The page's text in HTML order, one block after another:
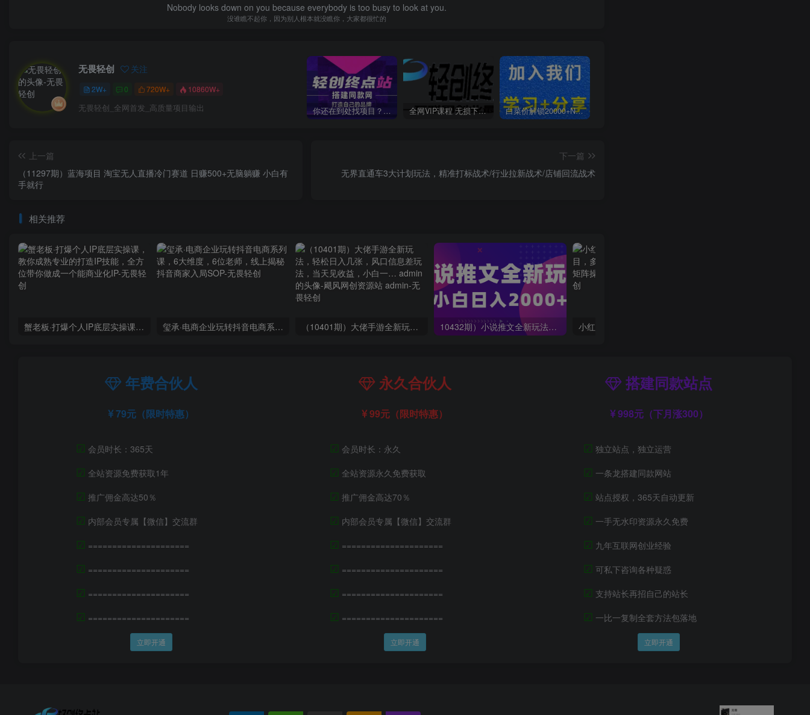
Nobody looks down on you because everybody is too busy to look at you.
没谁瞧不起你，因为别人根本就没瞧你，大家都很忙的
无畏轻创 关注
2W+ 0 720W+ 10860W+
无畏轻创_全网首发_高质量项目输出 你还在到处找项目？还在当韭菜？我靠卖项目一个月收入5万+，曾经我也是个失败者。 全网VIP课程 无损下载~ 白菜价解锁20000+N个赚钱机会，加入无畏轻创会员，全站资源免费学习。
上一篇
（11297期）蓝海项目 淘宝无人直播冷门赛道 日赚500+无脑躺赚 小白有
手就行
下一篇
无界直通车3大计划玩法，精准打标战术/行业拉新战术/店铺回流战术
相关推荐
蟹老板·打爆个人IP底层实操课，教你成熟专业的打造IP技能，全方位带你做成一个能商业化IP 玺承·电商企业玩转抖音电商系列课，6大维度，6位老师，线上揭秘抖音商家入局SOP （10401期）大佬手游全新玩法，轻松日入几张，风口信息差玩法，当天见收益，小白一… admin的头像-飓风网创资源站 admin 10432期）小说推文全新玩法，5分钟一条原创视频，结合中视频bilibili赚多份收益
年费合伙人
79元（限时特惠）
☑ 会员时长：365天
☑ 全站资源免费获取1年
☑ 推广佣金高达50％
☑ 内部会员专属【微信】交流群
☑ =====================
☑ =====================
☑ =====================
☑ =====================
立即开通
永久合伙人
99元（限时特惠）
☑ 会员时长：永久
☑ 全站资源永久免费获取
☑ 推广佣金高达70％
☑ 内部会员专属【微信】交流群
☑ =====================
☑ =====================
☑ =====================
☑ =====================
立即开通
搭建同款站点
998元（下月涨300）
☑ 独立站点，独立运营
☑ 一条龙搭建同款网站
☑ 站点授权，365天自动更新
☑ 一手无水印资源永久免费
☑ 九年互联网创业经验
☑ 可私下咨询各种疑惑
☑ 支持站长再招自己的站长
☑ 一比一复制全套方法包落地
立即开通